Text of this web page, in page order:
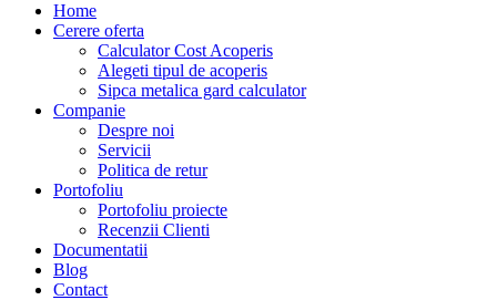
Home
Cerere oferta
Calculator Cost Acoperis
Alegeti tipul de acoperis
Sipca metalica gard calculator
Companie
Despre noi
Servicii
Politica de retur
Portofoliu
Portofoliu proiecte
Recenzii Clienti
Documentatii
Blog
Contact